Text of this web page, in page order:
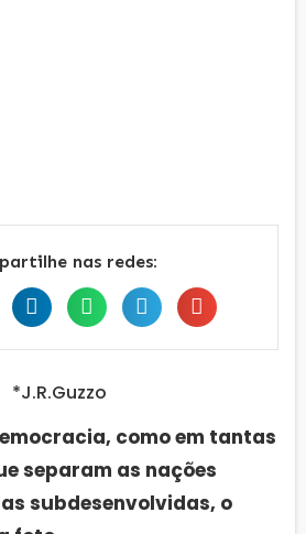
nas redes:
*J.R.Guzzo
como em tantas
separam as nações
subdesenvolvidas, o